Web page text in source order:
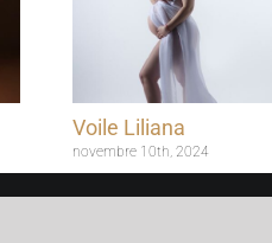
Voile Liliana
novembre 10th, 2024